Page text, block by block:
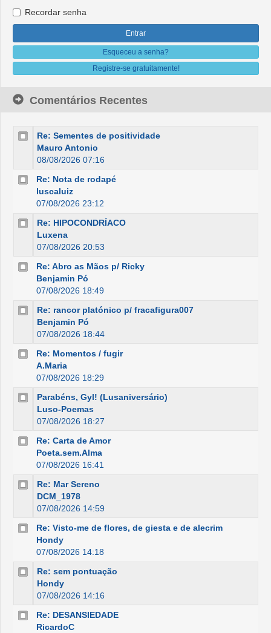
Recordar senha
Esqueceu a senha?
Registre-se gratuitamente!
Comentários Recentes
Re: Sementes de positividade
Mauro Antonio
08/08/2026 07:16
Re: Nota de rodapé
luscaluiz
07/08/2026 23:12
Re: HIPOCONDRÍACO
Luxena
07/08/2026 20:53
Re: Abro as Mãos p/ Ricky
Benjamin Pó
07/08/2026 18:49
Re: rancor platónico p/ fracafigura007
Benjamin Pó
07/08/2026 18:44
Re: Momentos / fugir
A.Maria
07/08/2026 18:29
Parabéns, Gyl! (Lusaniversário)
Luso-Poemas
07/08/2026 18:27
Re: Carta de Amor
Poeta.sem.Alma
07/08/2026 16:41
Re: Mar Sereno
DCM_1978
07/08/2026 14:59
Re: Visto-me de flores, de giesta e de alecrim
Hondy
07/08/2026 14:18
Re: sem pontuação
Hondy
07/08/2026 14:16
Re: DESANSIEDADE
RicardoC